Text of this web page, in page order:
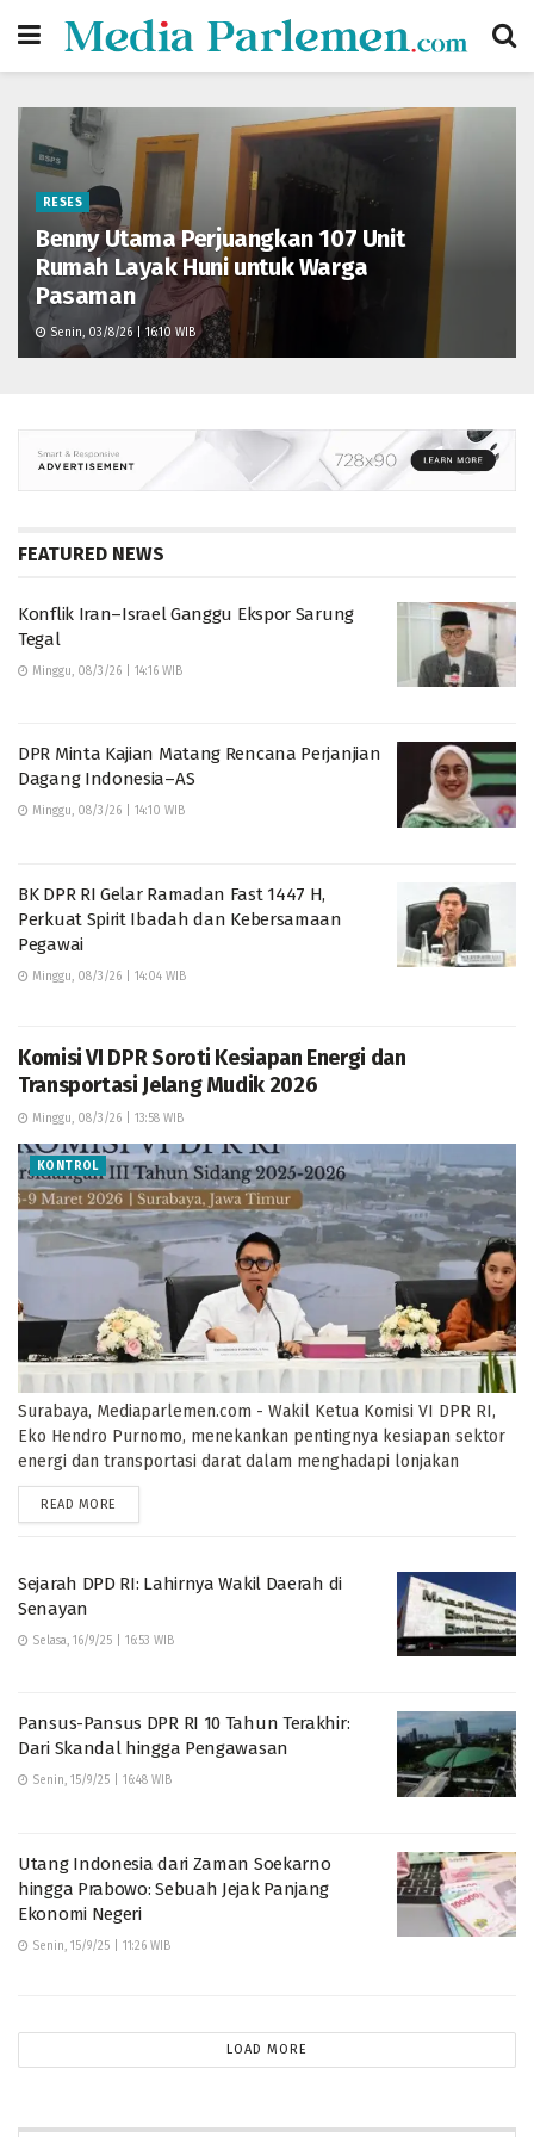
RESES
Benny Utama Perjuangkan 107 Unit
Rumah Layak Huni untuk Warga
Pasaman
Senin, 03/8/26 | 16:10 WIB
FEATURED NEWS
Konflik Iran–Israel Ganggu Ekspor Sarung
Tegal
Minggu, 08/3/26 | 14:16 WIB
DPR Minta Kajian Matang Rencana Perjanjian
Dagang Indonesia–AS
Minggu, 08/3/26 | 14:10 WIB
BK DPR RI Gelar Ramadan Fast 1447 H,
Perkuat Spirit Ibadah dan Kebersamaan
Pegawai
Minggu, 08/3/26 | 14:04 WIB
Komisi VI DPR Soroti Kesiapan Energi dan
Transportasi Jelang Mudik 2026
Minggu, 08/3/26 | 13:58 WIB
KONTROL
Surabaya, Mediaparlemen.com - Wakil Ketua Komisi VI DPR RI,
Eko Hendro Purnomo, menekankan pentingnya kesiapan sektor
energi dan transportasi darat dalam menghadapi lonjakan
mobilitas masyarakat selama arus mudik dan...
READ MORE
Sejarah DPD RI: Lahirnya Wakil Daerah di
Senayan
Selasa, 16/9/25 | 16:53 WIB
Pansus-Pansus DPR RI 10 Tahun Terakhir:
Dari Skandal hingga Pengawasan
Senin, 15/9/25 | 16:48 WIB
Utang Indonesia dari Zaman Soekarno
hingga Prabowo: Sebuah Jejak Panjang
Ekonomi Negeri
Senin, 15/9/25 | 11:26 WIB
LOAD MORE